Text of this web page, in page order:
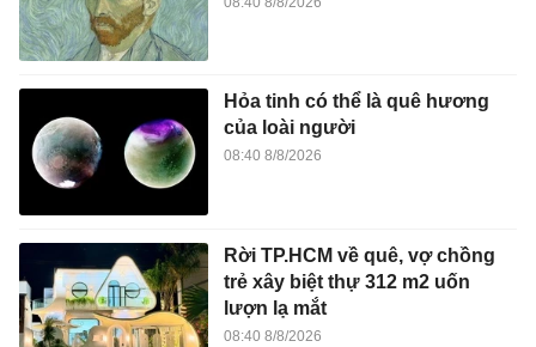
Hỏa tinh có thể là quê hương
của loài người
08:40 8/8/2026
Rời TP.HCM về quê, vợ chồng
trẻ xây biệt thự 312 m2 uốn
lượn lạ mắt
08:40 8/8/2026